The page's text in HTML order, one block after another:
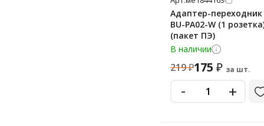
Адаптер-переходник
BU-PA02-W (1
(пакет ПЭ)
В наличии
219₽175 ₽ за шт.
- +